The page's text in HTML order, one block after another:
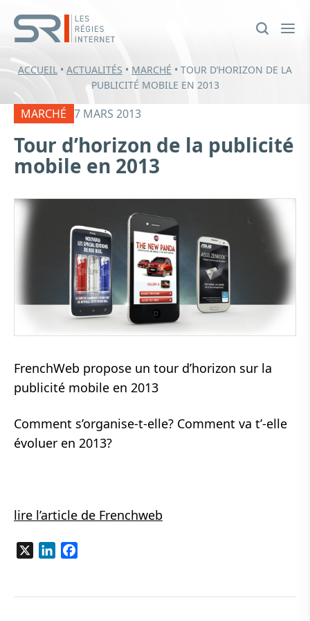
ACCUEIL • ACTUALITÉS • MARCHÉ • TOUR D’HORIZON DE LA
PUBLICITÉ MOBILE EN 2013
MARCHÉ 7 MARS 2013
Tour d’horizon de la publicité
mobile en 2013
FrenchWeb propose un tour d’horizon sur la
publicité mobile en 2013
Comment s’organise-t-elle? Comment va t’-elle
évoluer en 2013?
lire l’article de Frenchweb
LinkedIn